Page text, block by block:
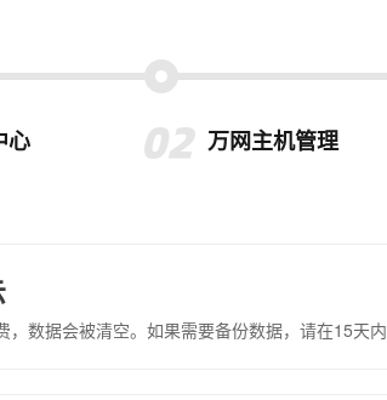
心 万网主机管理
，数据会被清空。如果需要备份数据，请在15天